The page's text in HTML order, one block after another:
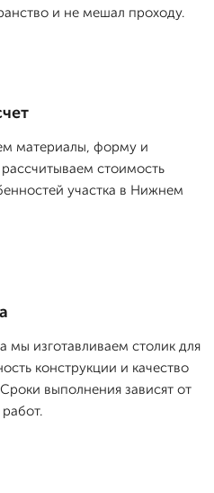
и не мешал проходу.
материалы, форму и
стоимость
участка в Нижнем
мы изготавливаем столик для
конструкции и качество
выполнения зависят от